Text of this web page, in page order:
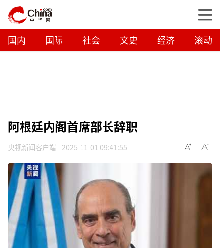
国内 国际 社会 文史 经济 滚动
阿根廷内阁首席部长辞职
央视新闻客户端 2025-11-01 09:41:55